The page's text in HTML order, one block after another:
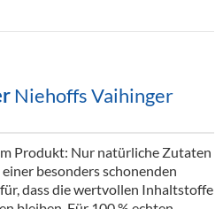
Niehoffs Vaihinger
Produkt: Nur natürliche Zutaten
besonders schonenden
dass die wertvollen Inhaltstoffe